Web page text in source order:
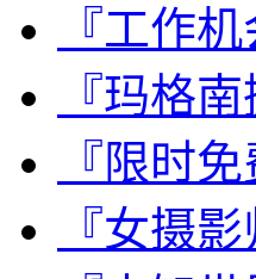
『工作
『玛格
『限时
『女摄